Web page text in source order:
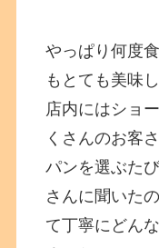
やっぱり何度
もとても美味
店内にはショ
くさんのお客
パンを選ぶた
さんに聞いた
て丁寧にどん